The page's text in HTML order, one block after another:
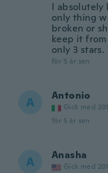
I absolutely
only thing
broken or
keep it
only 3 stars.
för 5 år sen
A Antonio
Gick med
för 5 år sen
A Anasha
Gick med